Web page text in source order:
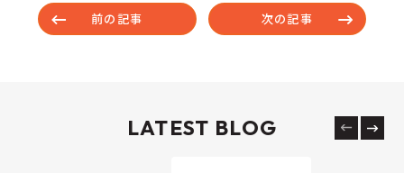
前の記事 次の記事
LATEST BLOG